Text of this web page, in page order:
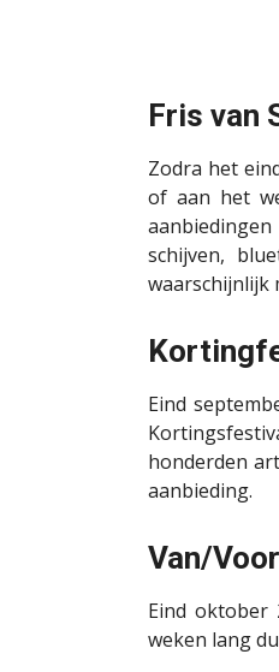
Fris van
Zodra het
of aan het
schijven,
waarschijnlijk
Eind
honderden
aanbieding.
Van/
Eind oktober
weken lang